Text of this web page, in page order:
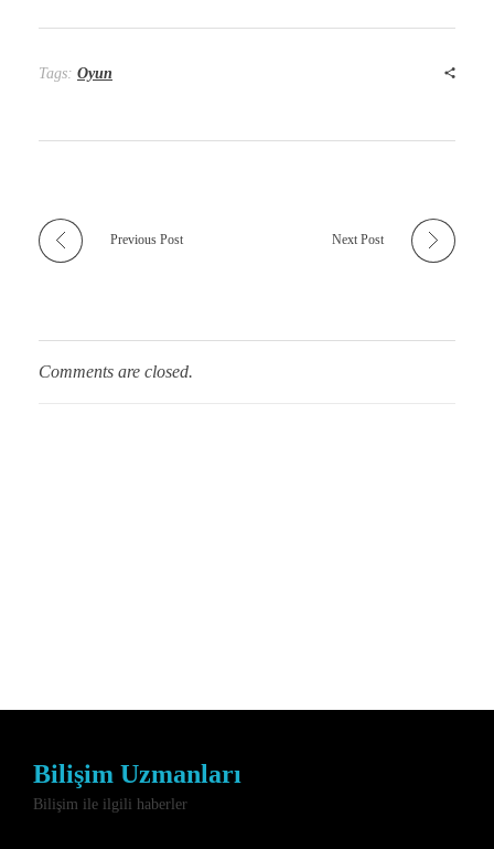
Tags: Oyun
Previous Post Next Post
Comments are closed.
Bilişim Uzmanları
Bilişim ile ilgili haberler